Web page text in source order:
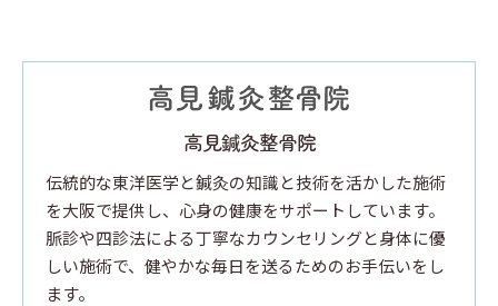
高見鍼灸整骨院
伝統的な東洋医学と鍼灸の知識と技術を活かした施術
を大阪で提供し、心身の健康をサポートしています。
脈診や四診法による丁寧なカウンセリングと身体に優
しい施術で、健やかな毎日を送るためのお手伝いをし
ます。